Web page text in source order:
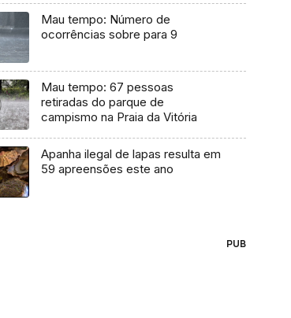
Mau tempo: Número de
ocorrências sobre para 9
Mau tempo: 67 pessoas
retiradas do parque de
campismo na Praia da Vitória
Apanha ilegal de lapas resulta em
59 apreensões este ano
PUB